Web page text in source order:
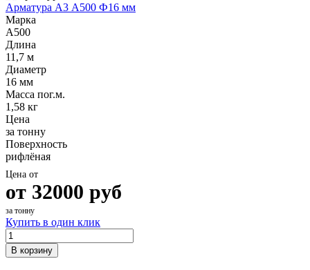
Арматура А3 А500 Ф16 мм
Марка
А500
Длина
11,7 м
Диаметр
16 мм
Масса пог.м.
1,58 кг
Цена
за тонну
Поверхность
рифлёная
Цена от
от 32000 руб
за тонну
Купить в один клик
В корзину